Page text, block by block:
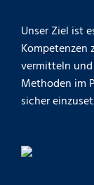
Unser Ziel ist
Kompetenzen
vermitteln und
Methoden im
sicher